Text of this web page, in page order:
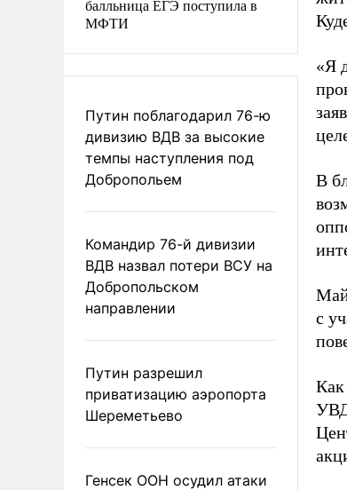
балльница ЕГЭ поступила в
МФТИ
Путин поблагодарил 76-ю
дивизию ВДВ за высокие
темпы наступления под
Добропольем
Командир 76-й дивизии
ВДВ назвал потери ВСУ на
Добропольском
направлении
Путин разрешил
приватизацию аэропорта
Шереметьево
Генсек ООН осудил атаки
«Я
В
с